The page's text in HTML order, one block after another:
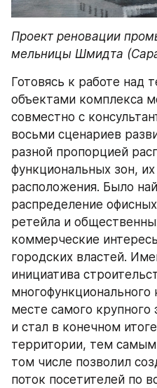
Проект реновации
мельницы Шмидта
Готовясь к работе над
объектами комплекса
совместно с
восьми сценариев
разной пропорцией
функциональных зон, их
расположения. Было
распределение
ретейла и
коммерческие
городских властей.
инициатива
многофункционального
месте самого крупного
и стал в конечном
территории, тем
том числе позволил
поток посетителей по